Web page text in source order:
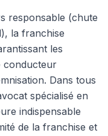
responsable (chute
la franchise
les
conducteur
Dans tous
spécialisé en
indispensable
de la franchise et